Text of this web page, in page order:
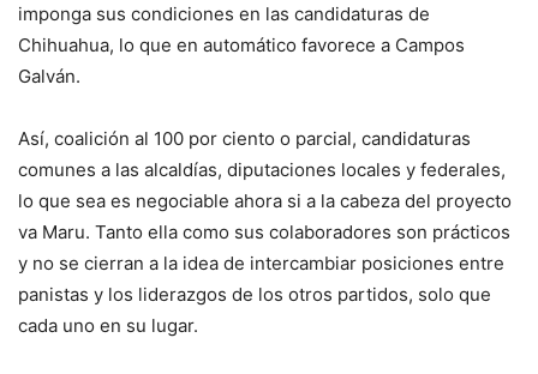
imponga sus condiciones en las candidaturas de
Chihuahua, lo que en automático favorece a Campos
Galván.
Así, coalición al 100 por ciento o parcial, candidaturas
comunes a las alcaldías, diputaciones locales y federales,
lo que sea es negociable ahora si a la cabeza del proyecto
va Maru. Tanto ella como sus colaboradores son prácticos
y no se cierran a la idea de intercambiar posiciones entre
panistas y los liderazgos de los otros partidos, solo que
cada uno en su lugar.